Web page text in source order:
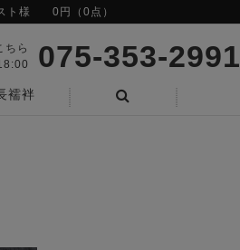
ト様 0円（0点）
ちら
075-353-2991
襦袢